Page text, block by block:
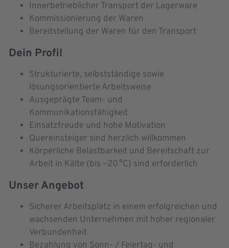
Innerbetrieblicher Transport der Lagerware
Kommissionierung der Waren
Bereitstellung der Waren für den Transport
Dein Profil
Strukturierte, selbstständige sowie
lösungsorientierte Arbeitsweise
Ausgeprägte Team- und
Kommunikationsfähigkeit
Einsatzfreude und hohe Motivation
Quereinsteiger sind herzlich willkommen
Körperliche Belastbarkeit und Bereitschaft zur
Arbeit in Kälte (bis –20 °C) sind erforderlich
Unser Angebot
Sicherer Arbeitsplatz in einem erfolgreichen und
wachsenden Unternehmen mit hoher regionaler
Verbundenheit
Bezahlung von Sonn- / Feiertag- und